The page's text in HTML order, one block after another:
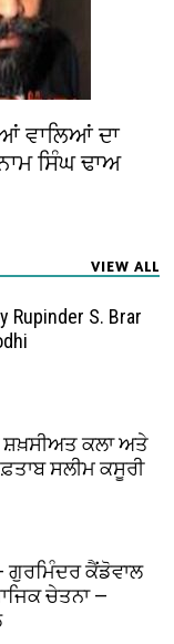
ਵਾਲਿਆਂ ਦਾ
ਸਿੰਘ ਢਾਅ
VIEW ALL
Rupinder S. Brar
ਕਲਾ ਅਤੇ
ਸਲੀਮ ਕਸੂਰੀ
ਗੁਰਮਿੰਦਰ ਕੈਂਡੋਵਾਲ
ਚੇਤਨਾ —